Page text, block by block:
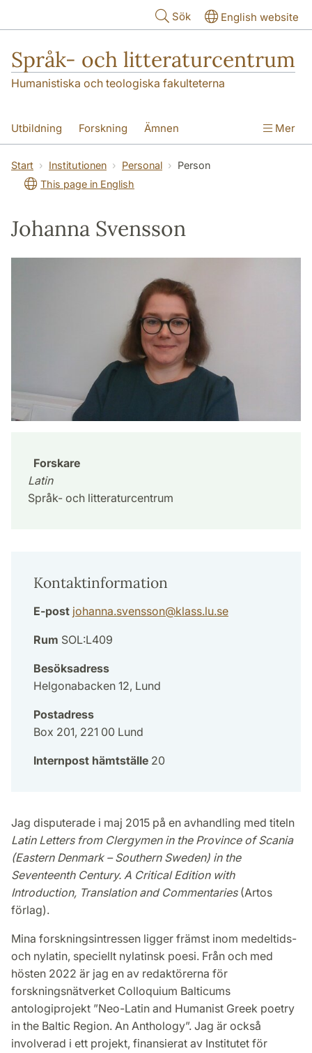
Sök English website
Språk- och litteraturcentrum
Humanistiska och teologiska fakulteterna
Utbildning Forskning Ämnen
SOL-husen Kontakt Institutionen
översättning till svenska
Mer
Start Institutionen Personal
Person
This page in English
Johanna Svensson
Forskare
Latin
Språk- och litteraturcentrum
Kontaktinformation
E-post johanna.svensson@klass.lu.se
Rum SOL:L409
Besöksadress
Helgonabacken 12, Lund
Postadress
Box 201, 221 00 Lund
Internpost hämtställe 20
Jag disputerade i maj 2015 på en avhandling med titeln
Latin Letters from Clergymen in the Province of Scania
(Eastern Denmark – Southern Sweden) in the
Seventeenth Century. A Critical Edition with
Introduction, Translation and Commentaries(Artos
förlag).
Mina forskningsintressen ligger främst inom medeltids-
och nylatin, speciellt nylatinsk poesi. Från och med
hösten 2022 är jag en av redaktörerna för
forskningsnätverket Colloquium Balticums
antologiprojekt ”Neo-Latin and Humanist Greek poetry
in the Baltic Region. An Anthology”. Jag är också
involverad i ett projekt, finansierat av Institutet för